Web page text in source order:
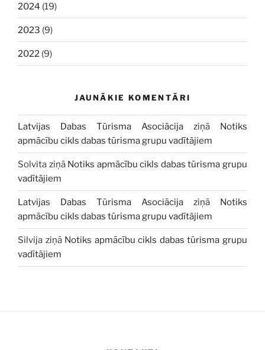
2024 (19)
2023 (9)
2022 (9)
JAUNĀKIE KOMENTĀRI
Latvijas Dabas Tūrisma Asociācija ziņā Notiks
apmācību cikls dabas tūrisma grupu vadītājiem
Solvita ziņā Notiks apmācību cikls dabas tūrisma grupu
vadītājiem
Latvijas Dabas Tūrisma Asociācija ziņā Notiks
apmācību cikls dabas tūrisma grupu vadītājiem
Silvija ziņā Notiks apmācību cikls dabas tūrisma grupu
vadītājiem